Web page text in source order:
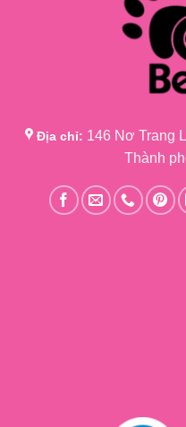
Địa chỉ: 146 Nơ Trang
Thành